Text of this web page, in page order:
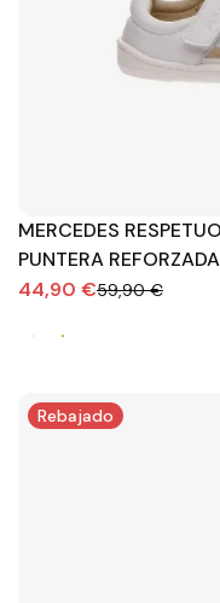
MERCEDES
PUNTERA REFORZADA
44,90 €59,90 €
Rebajado